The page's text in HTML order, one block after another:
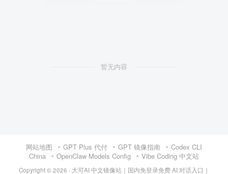
暂无内容
网站地图 GPT Plus 代付 GPT 镜像指南
Codex CLI
China
OpenClaw Models Config Vibe Coding 中文站
Copyright © 2026 · 大可AI 中文镜像站｜国内免登录免费 AI 对话入口｜